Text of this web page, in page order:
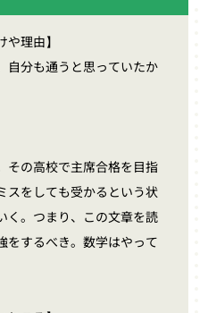
や理由】
自分も通うと思っていたか
その高校で主席合格を目指
スをしても受かるという状
く。つまり、この文章を読
をするべき。数学はやって